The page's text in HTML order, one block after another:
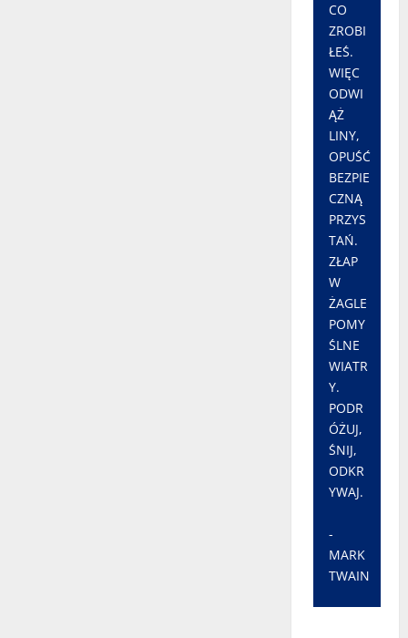
CO
ZROBI
ŁEŚ.
WIĘC
ODWI
ĄŻ
LINY,
OPUŚĆ
BEZPIE
CZNĄ
PRZYS
TAŃ.
ZŁAP
W
ŻAGLE
POMY
ŚLNE
WIATR
Y.
PODR
ÓŻUJ,
ŚNIJ,
ODKR
YWAJ.
-
MARK
TWAIN